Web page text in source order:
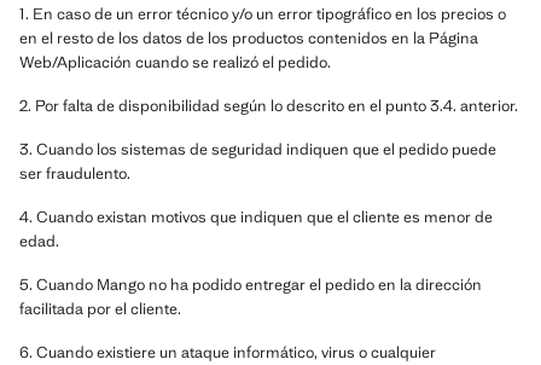
1. En caso de un error técnico y/o un error tipográfico en los precios o
en el resto de los datos de los productos contenidos en la Página
Web/Aplicación cuando se realizó el pedido.
2. Por falta de disponibilidad según lo descrito en el punto 3.4. anterior.
3. Cuando los sistemas de seguridad indiquen que el pedido puede
ser fraudulento.
4. Cuando existan motivos que indiquen que el cliente es menor de
edad.
5. Cuando Mango no ha podido entregar el pedido en la dirección
facilitada por el cliente.
6. Cuando existiere un ataque informático, virus o cualquier